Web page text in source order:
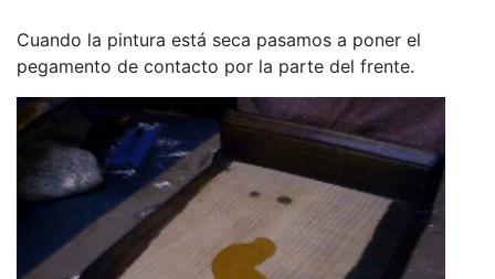
Cuando la pintura está seca pasamos a poner el
pegamento de contacto por la parte del frente.